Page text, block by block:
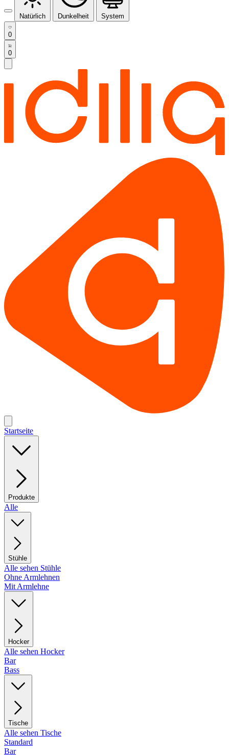
Natürlich Dunkelheit System
0
0
Startseite
Produkte
Alle
Stühle
Alle sehen Stühle
Ohne Armlehnen
Mit Armlehne
Hocker
Alle sehen Hocker
Bar
Bass
Tische
Alle sehen Tische
Standard
Bar